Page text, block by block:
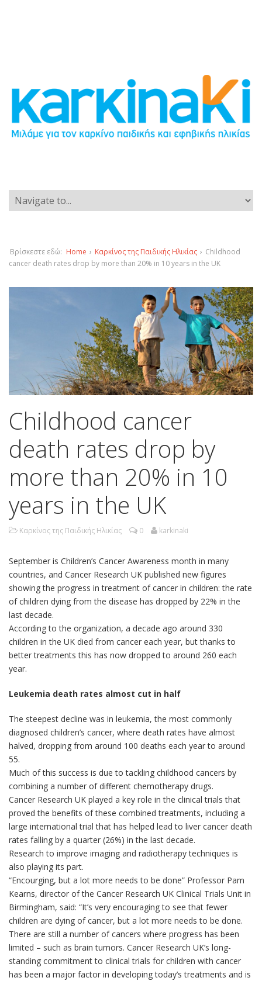
Βρίσκεστε εδώ: Home › Καρκίνος της Παιδικής Ηλικίας › Childhood
cancer death rates drop by more than 20% in 10 years in the UK
Childhood cancer
death rates drop by
more than 20% in 10
years in the UK
Καρκίνος της Παιδικής Ηλικίας 0 karkinaki
September is Children’s Cancer Awareness month in many
countries, and Cancer Research UK published new figures
showing the progress in treatment of cancer in children: the rate
of children dying from the disease has dropped by 22% in the
last decade.
According to the organization, a decade ago around 330
children in the UK died from cancer each year, but thanks to
better treatments this has now dropped to around 260 each
year.
Leukemia death rates almost cut in half
The steepest decline was in leukemia, the most commonly
diagnosed children’s cancer, where death rates have almost
halved, dropping from around 100 deaths each year to around
55.
Much of this success is due to tackling childhood cancers by
combining a number of different chemotherapy drugs.
Cancer Research UK played a key role in the clinical trials that
proved the benefits of these combined treatments, including a
large international trial that has helped lead to liver cancer death
rates falling by a quarter (26%) in the last decade.
Research to improve imaging and radiotherapy techniques is
also playing its part.
“Encourging, but a lot more needs to be done” Professor Pam
Kearns, director of the Cancer Research UK Clinical Trials Unit in
Birmingham, said: “It’s very encouraging to see that fewer
children are dying of cancer, but a lot more needs to be done.
There are still a number of cancers where progress has been
limited – such as brain tumors. Cancer Research UK’s long-
standing commitment to clinical trials for children with cancer
has been a major factor in developing today’s treatments and is